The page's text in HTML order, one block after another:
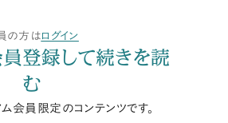
の方はログイン
登録して続きを読
む
ム会員限定のコンテンツです。